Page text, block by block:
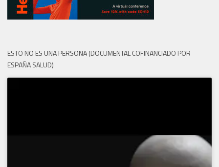
ESTO NO ES UNA PERSONA (DOCUMENTAL COFINANCIADO POR
ESPAÑA SALUD)